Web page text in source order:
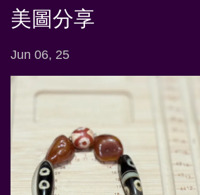
美圖分享
Jun 06, 25